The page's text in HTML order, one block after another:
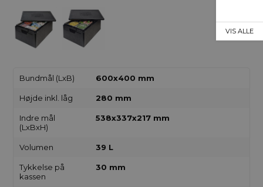
Bundmål (LxB) 600x400 mm
Højde inkl. låg 280 mm
Indre mål
(LxBxH)
538x337x217 mm
Volumen 39 L
Tykkelse på
kassen
30 mm
VIS ALLE